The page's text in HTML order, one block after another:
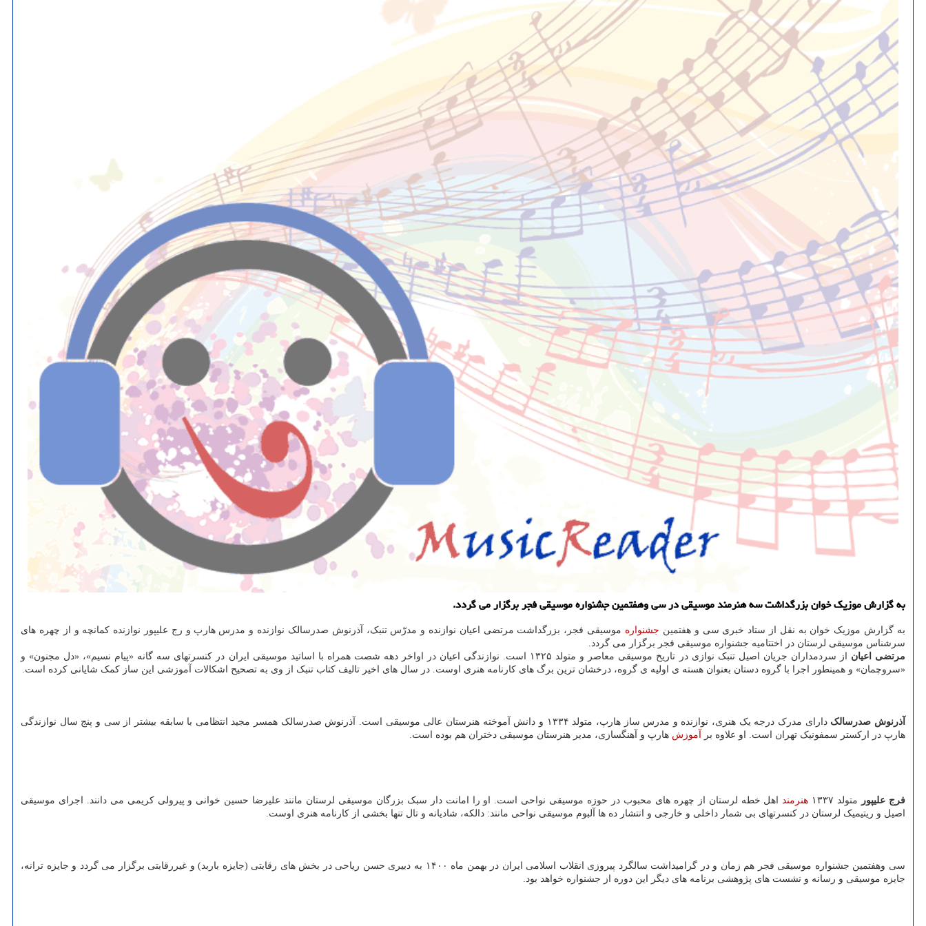
به گزارش موزیک خوان بزرگداشت سه هنرمند موسیقی در سی وهفتمین جشنواره موسیقی فجر برگزار می گردد.
به گزارش موزیک خوان به نقل از ستاد خبری سی و هفتمین جشنواره موسیقی فجر، بزرگداشت مرتضی اعیان نوازنده و مدرّس تنبک، آذرنوش صدرسالک نوازنده و مدرس هارپ و رج علیپور نوازنده کمانچه و از چهره های
سرشناس موسیقی لرستان در اختتامیه جشنواره موسیقی فجر برگزار می گردد.
مرتضی اعیان
از سردمداران جریان اصیل تنبک نوازی در تاریخ موسیقی معاصر و متولد ۱۳۲۵ است. نوازندگی اعیان در اواخر دهه شصت همراه با اساتید موسیقی ایران در کنسرتهای سه گانه «پیام نسیم»، «دل مجنون» و
«سروچمان» و همینطور اجرا با گروه دستان بعنوان هسته ی اولیه ی گروه، درخشان ترین برگ های کارنامه هنری اوست. در سال های اخیر تالیف کتاب تنبک از وی به تصحیح اشکالات آموزشی این ساز کمک شایانی کرده است.
آذرنوش صدرسالک
دارای مدرک درجه یک هنری، نوازنده و مدرس ساز هارپ، متولد ۱۳۳۴ و دانش آموخته هنرستان عالی موسیقی است. آذرنوش صدرسالک همسر مجید انتظامی با سابقه بیشتر از سی و پنج سال نوازندگی
هارپ در ارکستر سمفونیک تهران است. او علاوه بر
آموزش هارپ و آهنگسازی، مدیر هنرستان موسیقی دختران هم بوده است.
فرج علیپور متولد ۱۳۳۷ هنرمنداهل خطه لرستان از چهره های محبوب در حوزه موسیقی نواحی است. او را امانت دار سبک بزرگان موسیقی لرستان مانند علیرضا حسین خوانی و پیرولی کریمی می دانند. اجرای موسیقی
اصیل و ریتیمیک لرستان در کنسرتهای بی شمار داخلی و خارجی و انتشار ده ها آلبوم موسیقی نواحی مانند: دالکه، شادیانه و تال تنها بخشی از کارنامه هنری اوست.
سی وهفتمین جشنواره موسیقی فجر هم زمان و در گرامیداشت سالگرد پیروزی انقلاب اسلامی ایران در بهمن ماه ۱۴۰۰ به دبیری حسن ریاحی در بخش های رقابتی (جایزه باربد) و غیررقابتی برگزار می گردد و جایزه ترانه،
جایزه موسیقی و رسانه و نشست های پژوهشی برنامه های دیگر این دوره از جشنواره خواهد بود.